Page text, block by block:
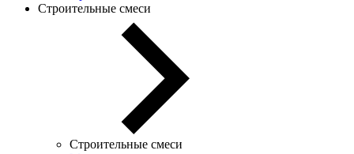
Строительные смеси
Строительные смеси